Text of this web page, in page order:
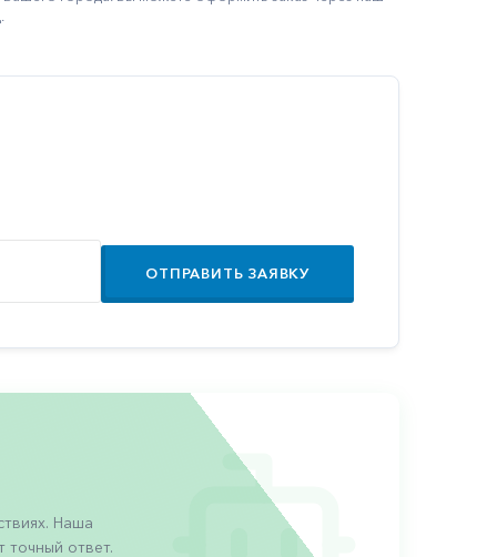
ОТПРАВИТЬ ЗАЯВКУ
Наша
точный ответ.